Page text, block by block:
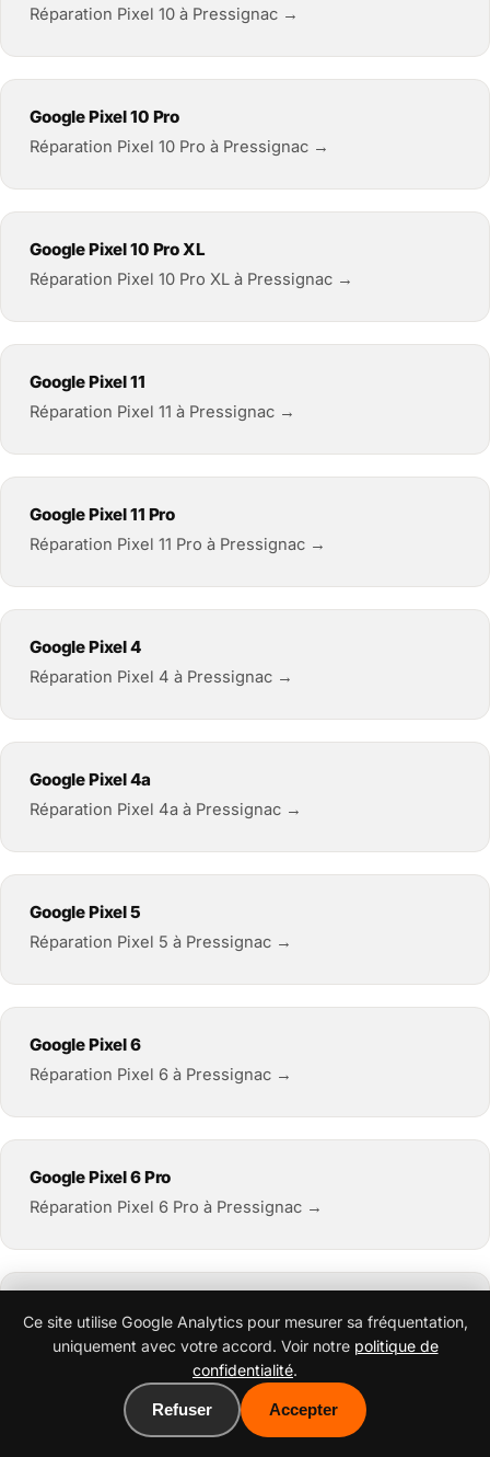
Réparation Pixel 10 à Pressignac →
Google Pixel 10 Pro
Réparation Pixel 10 Pro à Pressignac →
Google Pixel 10 Pro XL
Réparation Pixel 10 Pro XL à Pressignac →
Google Pixel 11
Réparation Pixel 11 à Pressignac →
Google Pixel 11 Pro
Réparation Pixel 11 Pro à Pressignac →
Google Pixel 4
Réparation Pixel 4 à Pressignac →
Google Pixel 4a
Réparation Pixel 4a à Pressignac →
Google Pixel 5
Réparation Pixel 5 à Pressignac →
Google Pixel 6
Réparation Pixel 6 à Pressignac →
Google Pixel 6 Pro
Réparation Pixel 6 Pro à Pressignac →
Réparation Pixel 6a à Pressignac →
Google Pixel 7
Ce site utilise Google Analytics pour mesurer sa fréquentation,
uniquement avec votre accord. Voir notre politique de
confidentialité.
Refuser Accepter